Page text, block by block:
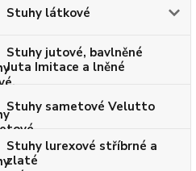
Stuhy látkové
Stuhy jutové, bavlněné
Juta Imitace a lněné
Stuhy sametové Velutto
Stuhy lurexové stříbrné a
zlaté